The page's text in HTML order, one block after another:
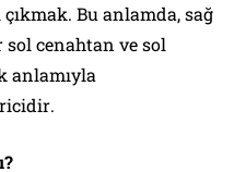
Bu anlamda, sağ
sol cenahtan ve sol
anlamıyla
.